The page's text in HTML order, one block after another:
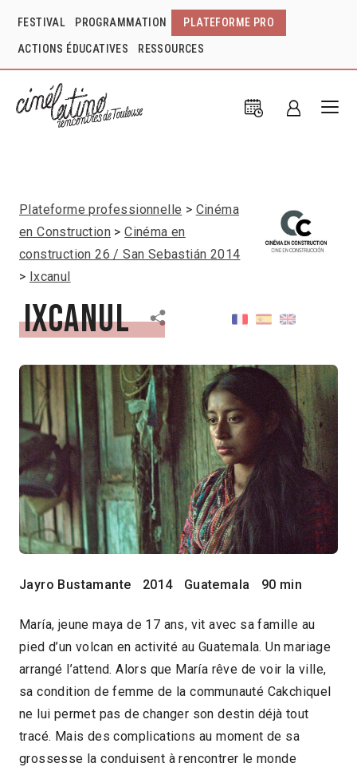
FESTIVAL PROGRAMMATION PLATEFORME PRO
ACTIONS ÉDUCATIVES RESSOURCES
Plateforme professionnelle
Cinéma
en Construction
Cinéma en
construction 26 / San Sebastián 2014
Ixcanul
Ixcanul
Jayro Bustamante 2014 Guatemala 90 min
María, jeune maya de 17 ans, vit avec sa famille au
pied d’un volcan en activité au Guatemala. Un mariage
arrangé l’attend. Alors que María rêve de voir la ville,
sa condition de femme de la communauté Cakchiquel
ne lui permet pas de changer son destin déjà tout
tracé. Mais des complications au moment de sa
grossesse la conduisent à rencontrer le monde